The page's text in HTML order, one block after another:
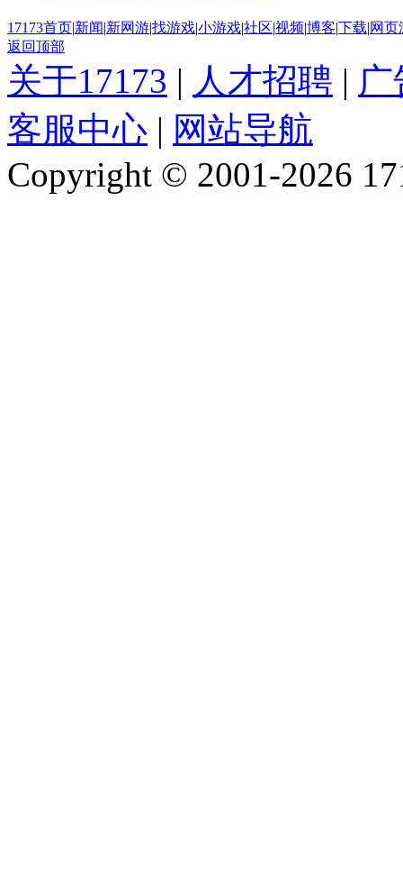
17173首页|新闻|新网游|找游戏|小游戏|社区|视频|博客|下载|网页
返回顶部
关于17173 | 人才招聘 |
客服中心 | 网站导航
Copyright © 2001-2026